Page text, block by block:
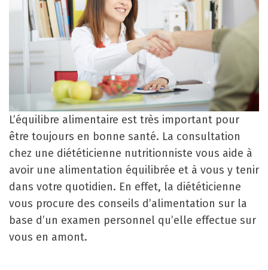
L’équilibre alimentaire est très important pour
être toujours en bonne santé. La consultation
chez une diététicienne nutritionniste vous aide à
avoir une alimentation équilibrée et à vous y tenir
dans votre quotidien. En effet, la diététicienne
vous procure des conseils d’alimentation sur la
base d’un examen personnel qu’elle effectue sur
vous en amont.